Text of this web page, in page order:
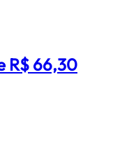
R$ 66,30